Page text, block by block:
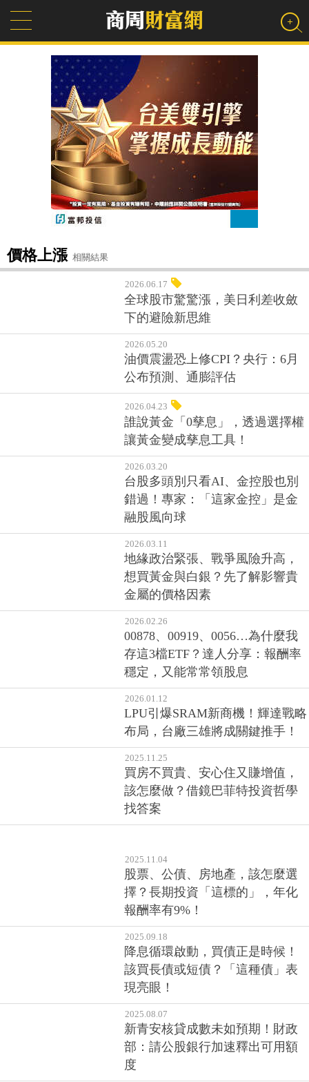
價格上漲 相關結果
2026.06.17
全球股市驚驚漲，美日利差收斂
下的避險新思維
2026.05.20
油價震盪恐上修CPI？央行：6月
公布預測、通膨評估
2026.04.23
誰說黃金「0孳息」，透過選擇權
讓黃金變成孳息工具！
2026.03.20
台股多頭別只看AI、金控股也別
錯過！專家：「這家金控」是金
融股風向球
2026.03.11
地緣政治緊張、戰爭風險升高，
想買黃金與白銀？先了解影響貴
金屬的價格因素
2026.02.26
00878、00919、0056…為什麼我
存這3檔ETF？達人分享：報酬率
穩定，又能常常領股息
2026.01.12
LPU引爆SRAM新商機！輝達戰略
布局，台廠三雄將成關鍵推手！
2025.11.25
買房不買貴、安心住又賺增值，
該怎麼做？借鏡巴菲特投資哲學
找答案
2025.11.04
股票、公債、房地產，該怎麼選
擇？長期投資「這標的」，年化
報酬率有9%！
2025.09.18
降息循環啟動，買債正是時候！
該買長債或短債？「這種債」表
現亮眼！
2025.08.07
新青安核貸成數未如預期！財政
部：請公股銀行加速釋出可用額
度